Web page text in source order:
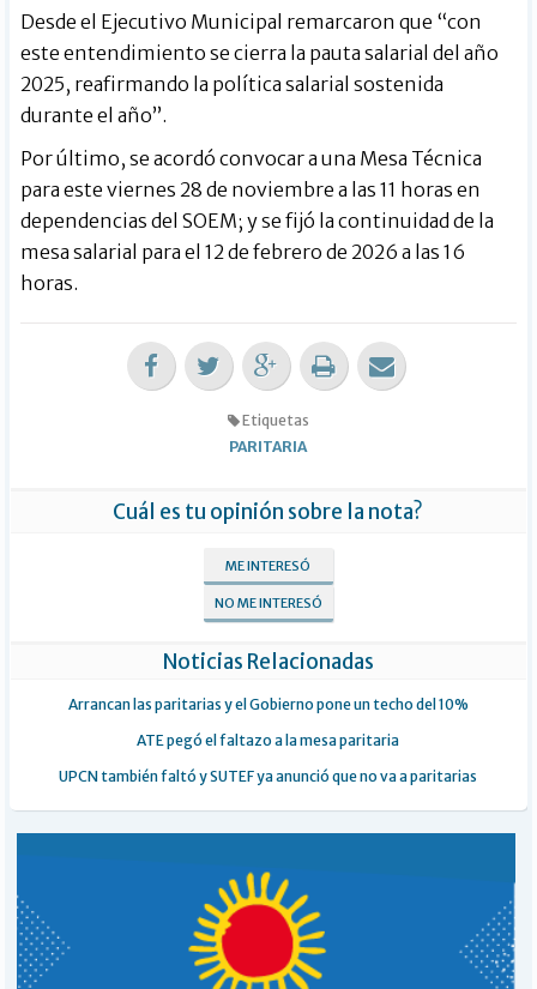
Desde el Ejecutivo Municipal remarcaron que “con
este entendimiento se cierra la pauta salarial del año
2025, reafirmando la política salarial sostenida
durante el año”.
Por último, se acordó convocar a una Mesa Técnica
para este viernes 28 de noviembre a las 11 horas en
dependencias del SOEM; y se fijó la continuidad de la
mesa salarial para el 12 de febrero de 2026 a las 16
horas.
Etiquetas
PARITARIA
Cuál es tu opinión sobre la nota?
ME INTERESÓ
NO ME INTERESÓ
Noticias Relacionadas
Arrancan las paritarias y el Gobierno pone un techo del 10%
ATE pegó el faltazo a la mesa paritaria
UPCN también faltó y SUTEF ya anunció que no va a paritarias